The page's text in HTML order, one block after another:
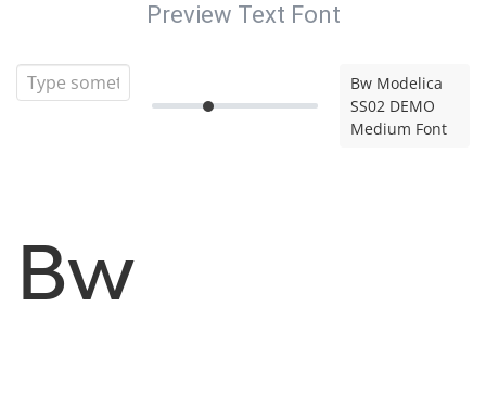
Preview Text Font
Bw Modelica
SS02 DEMO
Medium Font
Bw